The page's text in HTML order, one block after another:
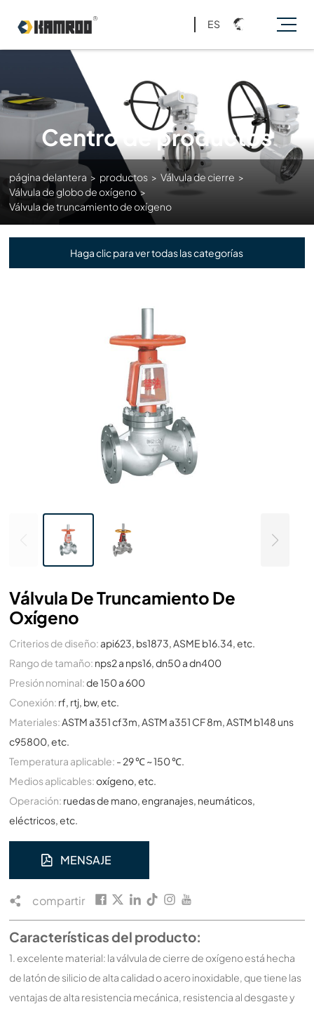
ES
Centro de productos
página delantera > productos > Válvula de cierre >
Válvula de globo de oxígeno >
Válvula de truncamiento de oxígeno
Haga clic para ver todas las categorías
Válvula De Truncamiento De
Oxígeno
Criterios de diseño: api623, bs1873, ASME b16.34, etc.
Rango de tamaño: nps2 a nps16, dn50 a dn400
Presión nominal:de 150 a 600
Conexión: rf, rtj, bw, etc.
Materiales: ASTM a351 cf3m, ASTM a351 CF 8m, ASTM b148 uns
c95800, etc.
Temperatura aplicable: - 29 ℃ ~ 150 ℃.
Medios aplicables:oxígeno, etc.
Operación: ruedas de mano, engranajes, neumáticos,
eléctricos, etc.
MENSAJE
compartir
Características del producto:
1. excelente material: la válvula de cierre de oxígeno está hecha
de latón de silicio de alta calidad o acero inoxidable, que tiene las
ventajas de alta resistencia mecánica, resistencia al desgaste y